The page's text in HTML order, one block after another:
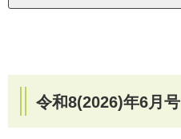
令和8(2026)年6月号